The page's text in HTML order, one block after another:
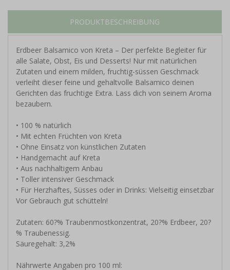
PRODUKTBESCHREIBUNG
Erdbeer Balsamico von Kreta – Der perfekte Begleiter für
alle Salate, Obst, Eis und Desserts! Nur mit natürlichen
Zutaten und einem milden, fruchtig-süssen Geschmack
verleiht dieser feine und gehaltvolle Balsamico deinen
Gerichten das fruchtige Extra. Lass dich von seinem Aroma
bezaubern.
• 100 % natürlich
• Mit echten Früchten von Kreta
• Ohne Einsatz von künstlichen Zutaten
• Handgemacht auf Kreta
• Aus nachhaltigem Anbau
• Toller intensiver Geschmack
• Für Herzhaftes, Süsses oder in Drinks: Vielseitig einsetzbar
Vor Gebrauch gut schütteln!
Zutaten: 60?% Traubenmostkonzentrat, 20?% Erdbeer, 20?
% Traubenessig.
Säuregehalt: 3,2%
Nährwerte Angaben pro 100 ml: